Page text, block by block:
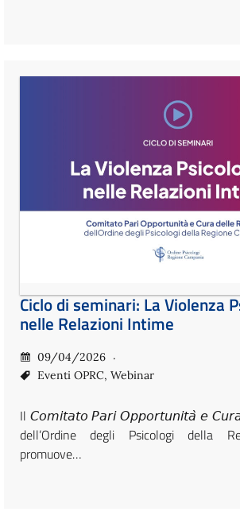
Ciclo di seminari: La Violenza
nelle Relazioni Intime
09/04/2026
Eventi OPRC, Webinar
Il 𝘊𝘰𝘮𝘪𝘵𝘢𝘵𝘰 𝘗𝘢𝘳𝘪 𝘖𝘱𝘱𝘰𝘳𝘵𝘶𝘯𝘪𝘵𝘢̀ 𝘦 𝘊𝘶𝘳𝘢
dell’Ordine degli Psicologi della
promuove…